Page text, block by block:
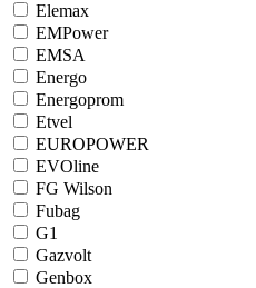
Elemax
EMPower
EMSA
Energo
Energoprom
Etvel
EUROPOWER
EVOline
FG Wilson
Fubag
G1
Gazvolt
Genbox